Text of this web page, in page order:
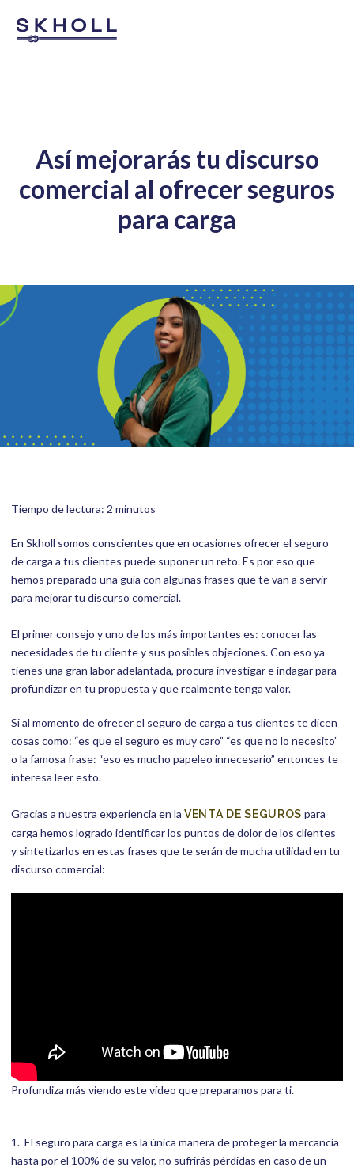
Así mejorarás tu discurso
comercial al ofrecer seguros
para carga
Tiempo de lectura: 2 minutos
En Skholl somos conscientes que en ocasiones ofrecer el seguro
de carga a tus clientes puede suponer un reto. Es por eso que
hemos preparado una guía con algunas frases que te van a servir
para mejorar tu discurso comercial.
El primer consejo y uno de los más importantes es: conocer las
necesidades de tu cliente y sus posibles objeciones. Con eso ya
tienes una gran labor adelantada, procura investigar e indagar para
profundizar en tu propuesta y que realmente tenga valor.
Si al momento de ofrecer el seguro de carga a tus clientes te dicen
cosas como: “es que el seguro es muy caro” “es que no lo necesito”
o la famosa frase: “eso es mucho papeleo innecesario” entonces te
interesa leer esto.
Gracias a nuestra experiencia en la VENTA DE SEGUROS para
carga hemos logrado identificar los puntos de dolor de los clientes
y sintetizarlos en estas frases que te serán de mucha utilidad en tu
discurso comercial:
Profundiza más viendo este vídeo que preparamos para ti.
1. El seguro para carga es la única manera de proteger la mercancía
hasta por el 100% de su valor, no sufrirás pérdidas en caso de un